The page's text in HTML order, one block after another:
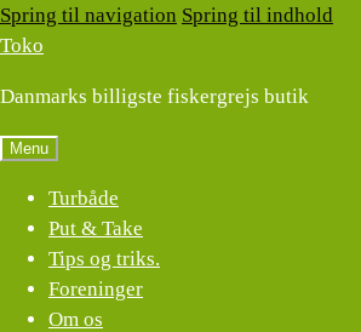
Spring til navigation Spring til indhold
Toko
Danmarks billigste fiskergrejs butik
Menu
Turbåde
Put & Take
Tips og triks.
Foreninger
Om os